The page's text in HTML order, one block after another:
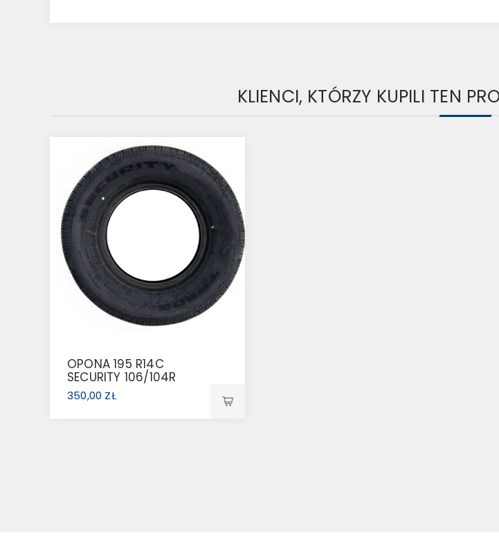
KLIENCI, KTÓRZY KUPILI TEN
OPONA 195 R14C
SECURITY 106/104R
108N
350,00 ZŁ